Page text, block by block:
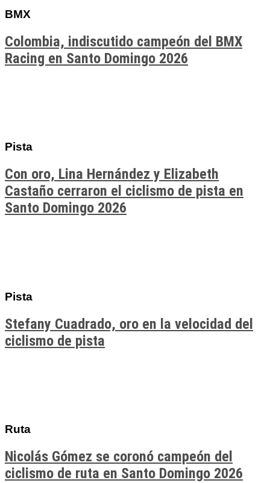
BMX
Colombia, indiscutido campeón del BMX
Racing en Santo Domingo 2026
Pista
Con oro, Lina Hernández y Elizabeth
Castaño cerraron el ciclismo de pista en
Santo Domingo 2026
Pista
Stefany Cuadrado, oro en la velocidad del
ciclismo de pista
Ruta
Nicolás Gómez se coronó campeón del
ciclismo de ruta en Santo Domingo 2026